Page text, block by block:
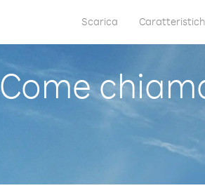
Scarica
Come